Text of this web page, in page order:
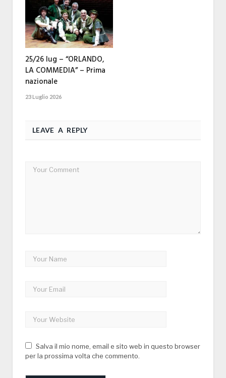
25/26 lug – “ORLANDO,
LA COMMEDIA” – Prima
nazionale
23 Luglio 2026
LEAVE A REPLY
Salva il mio nome, email e sito web in questo browser
per la prossima volta che commento.